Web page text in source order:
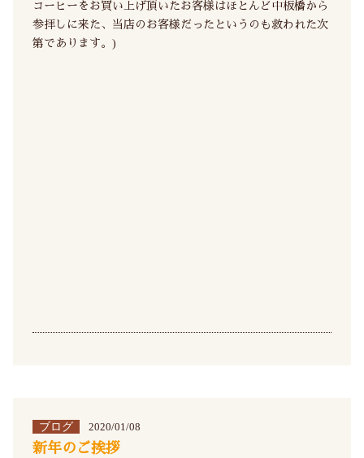
コーヒーをお買い上げ頂いたお客様はほとんど中板橋から
参拝しに来た、当店のお客様だったというのも救われた次
第であります。)
ブログ 2020/01/08
新年のご挨拶